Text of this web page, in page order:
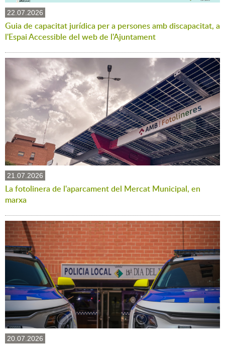
22.07.2026
Guia de capacitat jurídica per a persones amb discapacitat, a
l'Espai Accessible del web de l'Ajuntament
21.07.2026
La fotolinera de l'aparcament del Mercat Municipal, en
marxa
20.07.2026